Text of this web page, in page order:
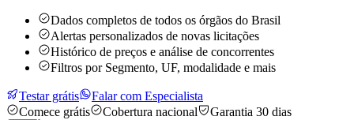
Dados completos de todos os órgãos do Brasil
Alertas personalizados de novas licitações
Histórico de preços e análise de concorrentes
Filtros por Segmento, UF, modalidade e mais
Testar grátis
Falar com Especialista
Comece grátis
Cobertura nacional Garantia 30 dias